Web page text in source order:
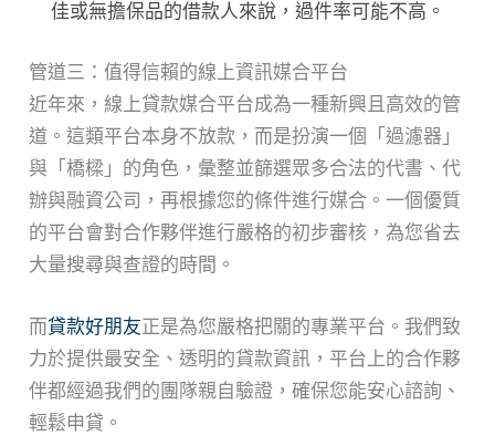
佳或無擔保品的借款人來說，過件率可能不高。
管道三：值得信賴的線上資訊媒合平台
近年來，線上貸款媒合平台成為一種新興且高效的管
道。這類平台本身不放款，而是扮演一個「過濾器」
與「橋樑」的角色，彙整並篩選眾多合法的代書、代
辦與融資公司，再根據您的條件進行媒合。一個優質
的平台會對合作夥伴進行嚴格的初步審核，為您省去
大量搜尋與查證的時間。
而貸款好朋友正是為您嚴格把關的專業平台。我們致
力於提供最安全、透明的貸款資訊，平台上的合作夥
伴都經過我們的團隊親自驗證，確保您能安心諮詢、
輕鬆申貸。